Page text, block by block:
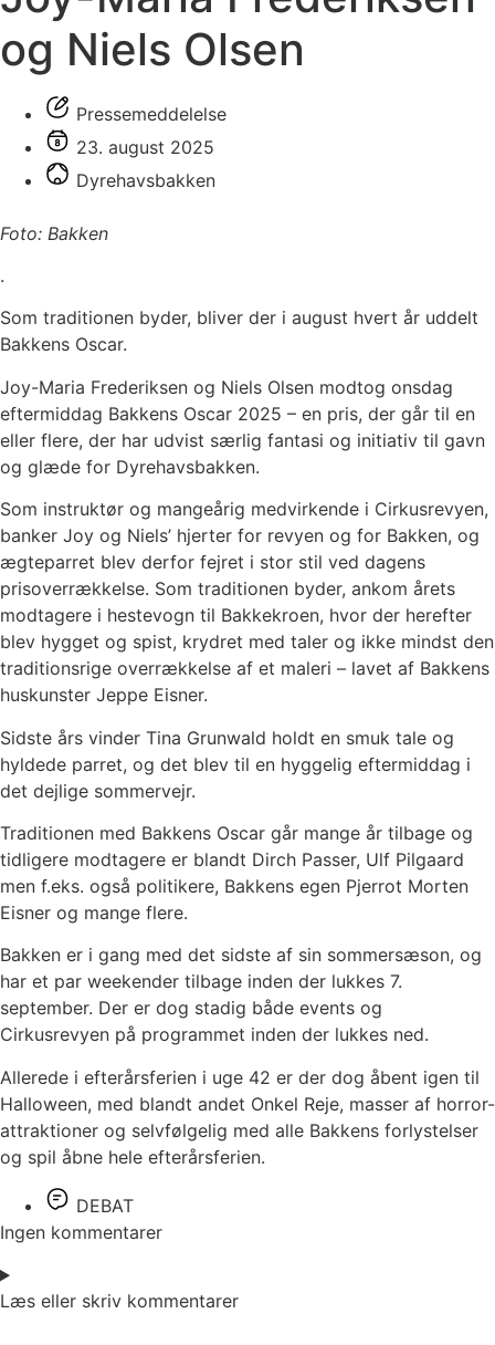
og Niels Olsen
Pressemeddelelse
23. august 2025
Dyrehavsbakken
Foto: Bakken
.
Som traditionen byder, bliver der i august hvert år uddelt
Bakkens Oscar.
Joy-Maria Frederiksen og Niels Olsen modtog onsdag
eftermiddag Bakkens Oscar 2025 – en pris, der går til en
eller flere, der har udvist særlig fantasi og initiativ til gavn
og glæde for Dyrehavsbakken.
Som instruktør og mangeårig medvirkende i Cirkusrevyen,
banker Joy og Niels’ hjerter for revyen og for Bakken, og
ægteparret blev derfor fejret i stor stil ved dagens
prisoverrækkelse. Som traditionen byder, ankom årets
modtagere i hestevogn til Bakkekroen, hvor der herefter
blev hygget og spist, krydret med taler og ikke mindst den
traditionsrige overrækkelse af et maleri – lavet af Bakkens
huskunster Jeppe Eisner.
Sidste års vinder Tina Grunwald holdt en smuk tale og
hyldede parret, og det blev til en hyggelig eftermiddag i
det dejlige sommervejr.
Traditionen med Bakkens Oscar går mange år tilbage og
tidligere modtagere er blandt Dirch Passer, Ulf Pilgaard
men f.eks. også politikere, Bakkens egen Pjerrot Morten
Eisner og mange flere.
Bakken er i gang med det sidste af sin sommersæson, og
har et par weekender tilbage inden der lukkes 7.
september. Der er dog stadig både events og
Cirkusrevyen på programmet inden der lukkes ned.
Allerede i efterårsferien i uge 42 er der dog åbent igen til
Halloween, med blandt andet Onkel Reje, masser af horror-
attraktioner og selvfølgelig med alle Bakkens forlystelser
og spil åbne hele efterårsferien.
DEBAT
Ingen kommentarer
Læs eller skriv kommentarer